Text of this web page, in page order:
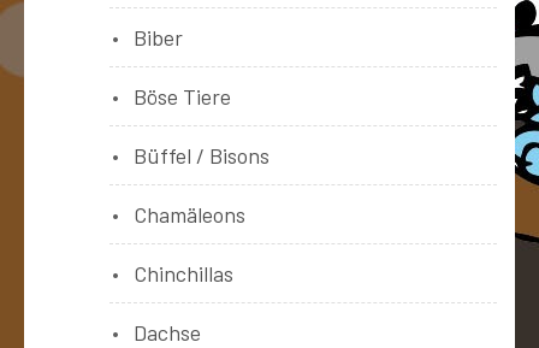
Biber
Böse Tiere
Büffel / Bisons
Chamäleons
Chinchillas
Dachse